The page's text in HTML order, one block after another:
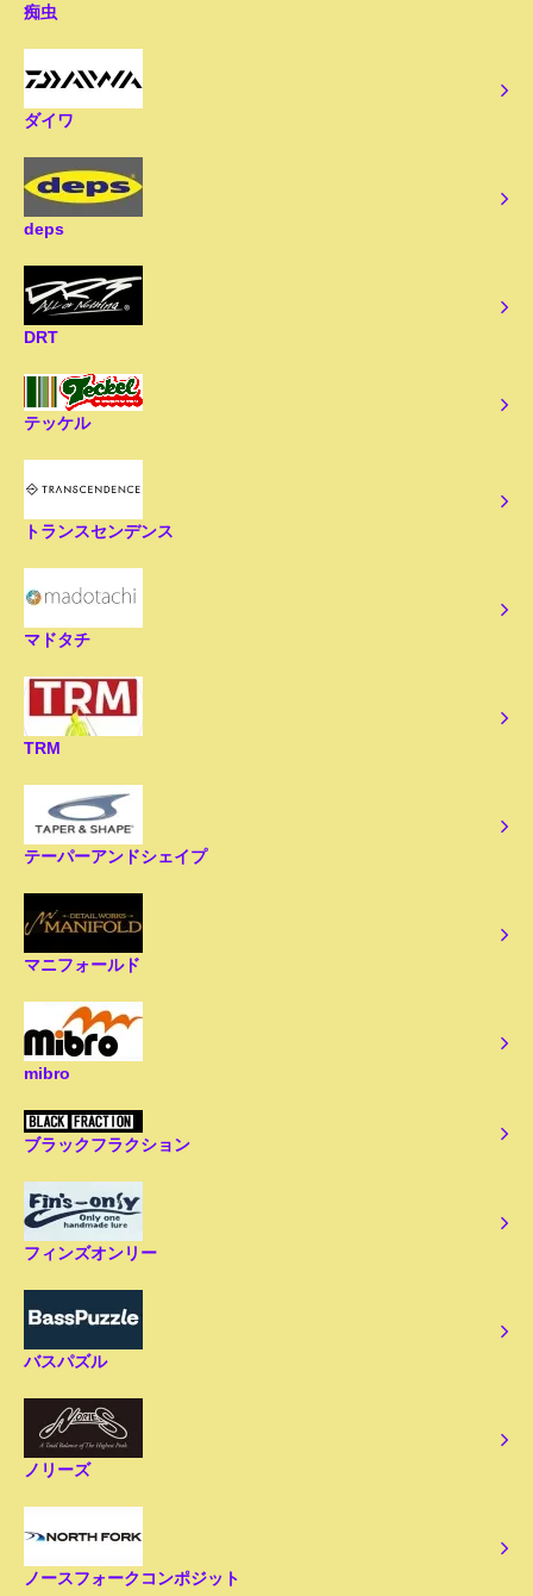
痴虫
ダイワ
deps
DRT
テッケル
トランスセンデンス
マドタチ
TRM
テーパーアンドシェイプ
マニフォールド
mibro
ブラックフラクション
フィンズオンリー
バスパズル
ノリーズ
ノースフォークコンポジット